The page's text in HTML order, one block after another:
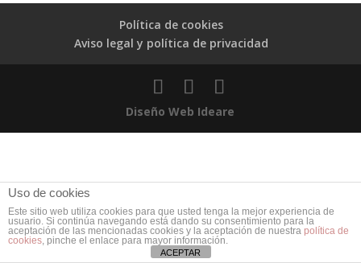
Política de cookies
Aviso legal y política de privacidad
Diseño Web Ideare
Uso de cookies
Este sitio web utiliza cookies para que usted tenga la mejor experiencia de
usuario. Si continúa navegando está dando su consentimiento para la
aceptación de las mencionadas cookies y la aceptación de nuestra política de
cookies, pinche el enlace para mayor información.
ACEPTAR